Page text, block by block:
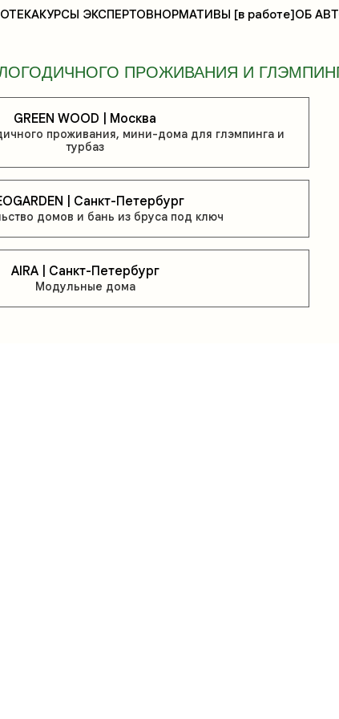
КУРСЫ ЭКСПЕРТОВНОРМАТИВЫ [в работе]ОБ
ПРОЖИВАНИЯ И
GREEN WOOD | Москва
проживания, мини-дома для глэмпинга и
турбаз
| Санкт-Петербург
домов и бань из бруса под ключ
AIRA | Санкт-Петербург
Модульные дома